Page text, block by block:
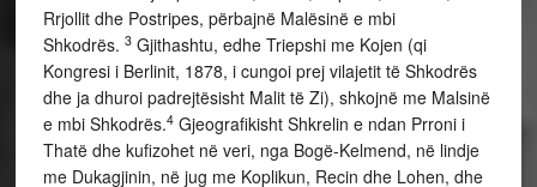
Rrjollit dhe Postripes, përbajnë Malësinë e mbi
Shkodrës. 3Gjithashtu, edhe Triepshi me Kojen (qi
Kongresi i Berlinit, 1878, i cungoi prej vilajetit të Shkodrës
dhe ja dhuroi padrejtësisht Malit të Zi), shkojnë me Malsinë
e mbi Shkodrës.4Gjeografikisht Shkrelin e ndan Prroni i
Thatë dhe kufizohet në veri, nga Bogë-Kelmend, në lindje
me Dukagjinin, në jug me Koplikun, Recin dhe Lohen, dhe